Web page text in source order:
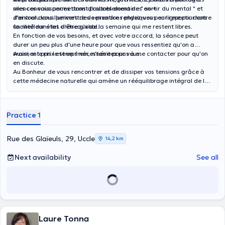
silences vous permettront probablement de " sortir du mental " et
d'entrer dans l'univers des sensations physiques pour repartir dans
un meilleur état d'être global.
mes connaissances dans d'autres domaines en +.
J'ai voulu vous permettre de prendre rendez-vous en ligne pour votre
facilité dans les créneaux de la semaine qui me restent libres.
En fonction de vos besoins, et avec votre accord, la séance peut
durer un peu plus d'une heure pour que vous ressentiez qu'on a
vraiment pris le temps nécessaire pour vous.
Aussi, si le prix est un frein, n'hésitez pas à me contacter pour qu'on
en discute.
Au Bonheur de vous rencontrer et de dissiper vos tensions grâce à
cette médecine naturelle qui amène un rééquilibrage intégral de la
Practice 1
Rue des Glaïeuls, 29, Uccle 14,2 km
Next availability See all
Laure Tonna